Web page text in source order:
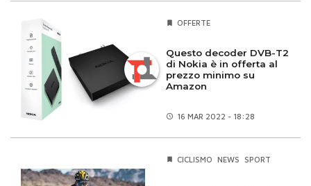
OFFERTE
Questo decoder DVB-T2
di Nokia è in offerta al
prezzo minimo su
Amazon
16 MAR 2022 - 18:28
CICLISMO NEWS SPORT